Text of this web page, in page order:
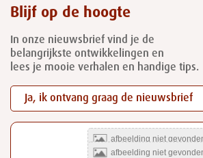
Blijf op de hoogte
In onze nieuwsbrief vind je de
belangrijkste ontwikkelingen en
lees je mooie verhalen en handige tips.
Ja, ik ontvang graag de nieuwsbrief